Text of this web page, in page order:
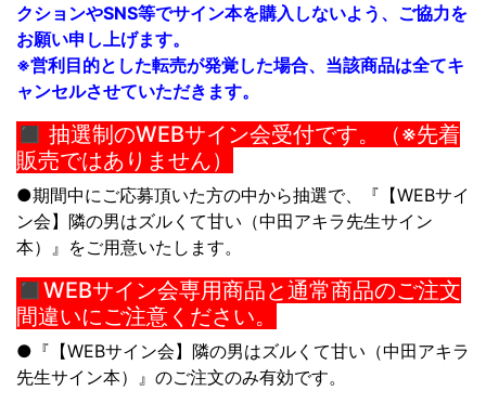
クションやSNS等でサイン本を購入しないよう、ご協力を
お願い申し上げます。
※営利目的とした転売が発覚した場合、当該商品は全てキ
ャンセルさせていただきます。
◼︎ 抽選制のWEBサイン会受付です。（※先着
販売ではありません）
●期間中にご応募頂いた方の中から抽選で、『【WEBサイ
ン会】 隣の男はズルくて甘い （中田アキラ先生サイン
本）』をご用意いたします。
◼︎WEBサイン会専用商品と通常商品のご注文
間違いにご注意ください。
●『【WEBサイン会】 隣の男はズルくて甘い （中田アキラ
先生サイン本）』 のご注文のみ有効です。